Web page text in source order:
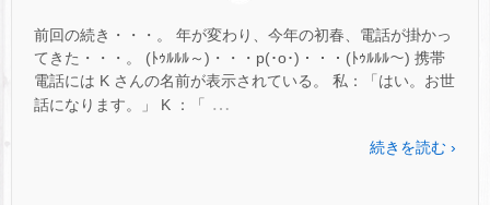
前回の続き・・・。 年が変わり、今年の初春、電話が掛かっ
てきた・・・。 (ﾄｩﾙﾙﾙ～)・・・p(･o･)・・・(ﾄｩﾙﾙﾙ～) 携帯
電話には K さんの名前が表示されている。 私：「はい。お世
話になります。」 K ：「
…
続きを読む ›